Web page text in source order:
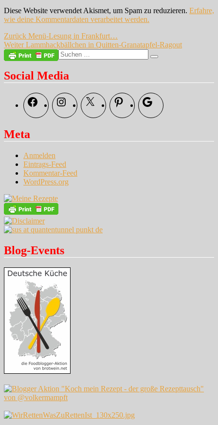
Diese Website verwendet Akismet, um Spam zu reduzieren. Erfahre,
wie deine Kommentardaten verarbeitet werden.
Beitragsnavigation
Zurück Vorheriger
Beitrag:
Menü-Lesung in Frankfurt…
Weiter Nächster
Beitrag:
Lammhackbällchen in Quitten-Granatapfel-Ragout
Suche
nach:
Suchen
Social Media
FacebookInstagramX Pinterest Google
Meta
Anmelden
Eintrags-Feed
Kommentar-Feed
WordPress.org
Blog-Events